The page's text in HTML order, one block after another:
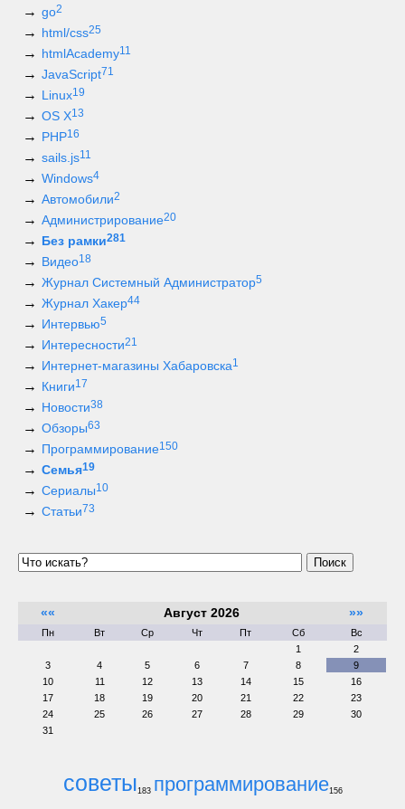
go2
html/css25
htmlAcademy11
JavaScript71
Linux19
OS X13
PHP16
sails.js11
Windows4
Автомобили2
Администрирование20
Без рамки281
Видео18
Журнал Системный Администратор5
Журнал Хакер44
Интервью5
Интересности21
Интернет-магазины Хабаровска1
Книги17
Новости38
Обзоры63
Программирование150
Семья19
Сериалы10
Статьи73
Поиск
«« Август 2026 »»
Пн Вт Ср Чт Пт Сб
Вс
1
2
3
4 5 6 7 8
9
10
11 12 13 14 15
16
17
18 19 20 21 22
23
24
25 26 27 28 29
30
31
советы183 программирование156